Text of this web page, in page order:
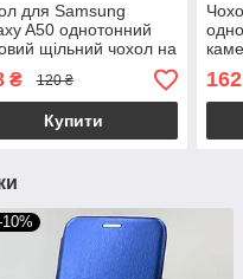
для Samsung
A50 однотонний
щільний чохол на
самсунг а50
TPB
₴ 120 ₴
Купити
8а
162